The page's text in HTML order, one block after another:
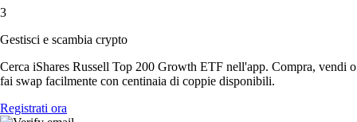
3
Gestisci e scambia crypto
Cerca iShares Russell Top 200 Growth ETF nell'app. Compra, vendi o
fai swap facilmente con centinaia di coppie disponibili.
Registrati ora